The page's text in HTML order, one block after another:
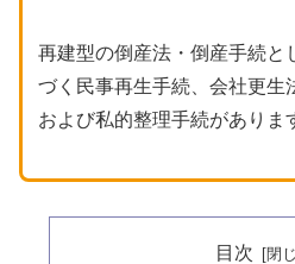
再建型の倒産法・倒産手続と
づく民事再生手続、会社更生
および私的整理手続がありま
目次